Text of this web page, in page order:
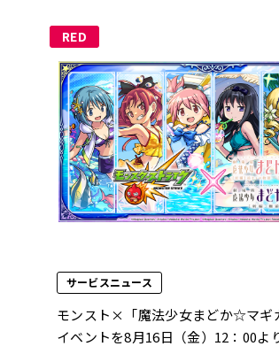
RED
サービスニュース
モンスト×「魔法少女まどか☆マギ
イベントを8月16日（金）12：00よ